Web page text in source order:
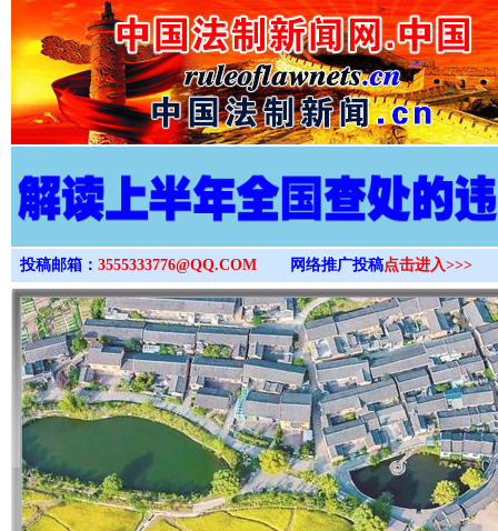
>
投稿邮箱： 3555333776@QQ.COM 网络推广投稿点击进入>>>